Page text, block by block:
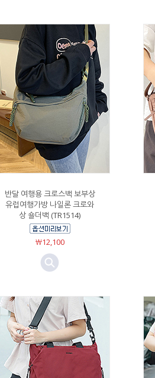
반달 여행용 크로스백 보부상
유럽여행가방 나일론 크로와
상 숄더백 (TR1514)
￦12,100